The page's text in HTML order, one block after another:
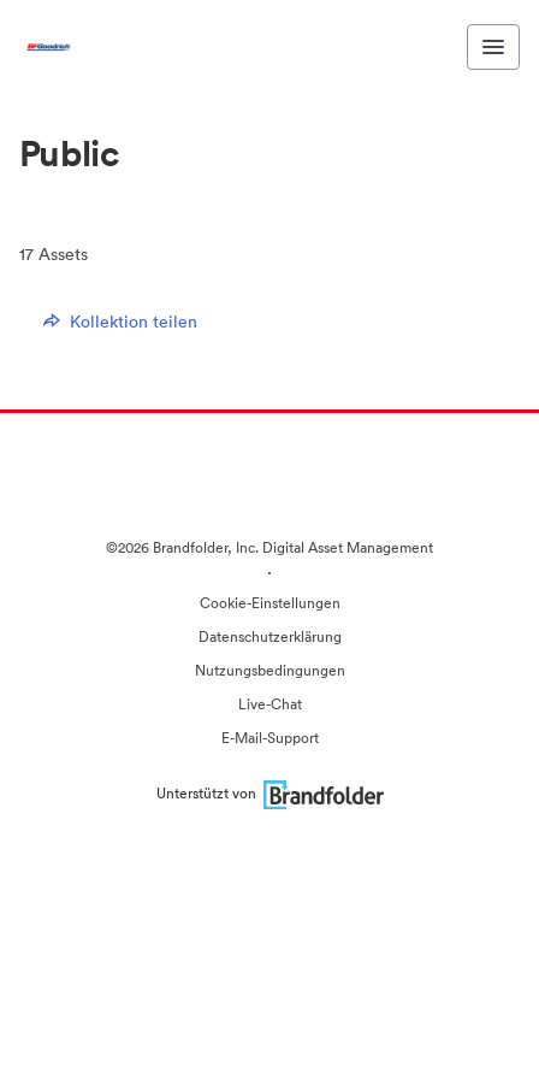
Public
17 Assets
Kollektion teilen
©2026 Brandfolder, Inc. Digital Asset Management
·
Cookie-Einstellungen
Datenschutzerklärung
Nutzungsbedingungen
Live-Chat
E-Mail-Support
Unterstützt von